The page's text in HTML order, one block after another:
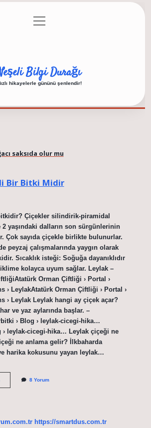
Gizlilik Politikası
menüyü
aç
Bilgi Durağı
hikayelerle gününü şenlendir!
saksıda olur mu
Bir Bitki Midir
Çiçekler silindirik-piramidal
yaşındaki dalların son sürgünlerinin
Çok sayıda çiçekle birlikte bulunurlar.
peyzaj çalışmalarında yaygın olarak
Sıcaklık isteği: Soğuğa dayanıklıdır
kolayca uyum sağlar. Leylak –
Orman Çiftliği › Portal ›
› LeylakAtatürk Orman Çiftliği › Portal ›
› Leylak Leylak hangi ay çiçek açar?
ve yaz aylarında başlar. –
› Blog › leylak-cicegi-hika…
› leylak-cicegi-hika… Leylak çiçeği ne
ne anlama gelir? İlkbaharda
harika kokusunu yayan leylak…
8 Yorum
https://smartdus.com.tr